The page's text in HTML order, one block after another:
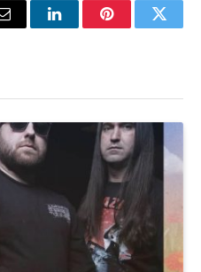
Email LinkedInPinterest